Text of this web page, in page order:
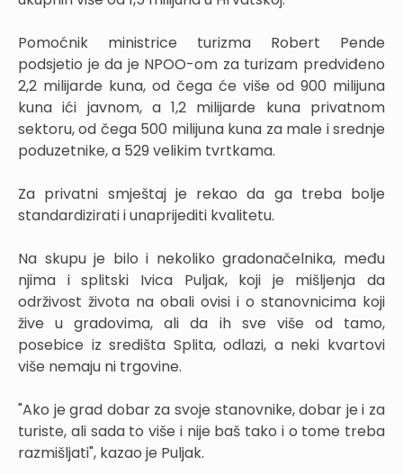
Pomoćnik ministrice turizma Robert Pende
podsjetio je da je NPOO-om za turizam predviđeno
2,2 milijarde kuna, od čega će više od 900 milijuna
kuna ići javnom, a 1,2 milijarde kuna privatnom
sektoru, od čega 500 milijuna kuna za male i srednje
poduzetnike, a 529 velikim tvrtkama.
Za privatni smještaj je rekao da ga treba bolje
standardizirati i unaprijediti kvalitetu.
Na skupu je bilo i nekoliko gradonačelnika, među
njima i splitski Ivica Puljak, koji je mišljenja da
održivost života na obali ovisi i o stanovnicima koji
žive u gradovima, ali da ih sve više od tamo,
posebice iz središta Splita, odlazi, a neki kvartovi
više nemaju ni trgovine.
"Ako je grad dobar za svoje stanovnike, dobar je i za
turiste, ali sada to više i nije baš tako i o tome treba
razmišljati", kazao je Puljak.